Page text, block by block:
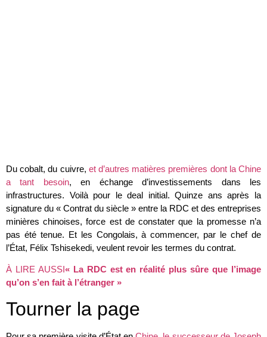
Du cobalt, du cuivre, et d’autres matières premières dont la Chine
a tant besoin, en échange d’investissements dans les
infrastructures. Voilà pour le deal initial. Quinze ans après la
signature du « Contrat du siècle » entre la RDC et des entreprises
minières chinoises, force est de constater que la promesse n’a
pas été tenue. Et les Congolais, à commencer, par le chef de
l’État, Félix Tshisekedi, veulent revoir les termes du contrat.
À LIRE AUSSI« La RDC est en réalité plus sûre que l’image
qu’on s’en fait à l’étranger »
Tourner la page